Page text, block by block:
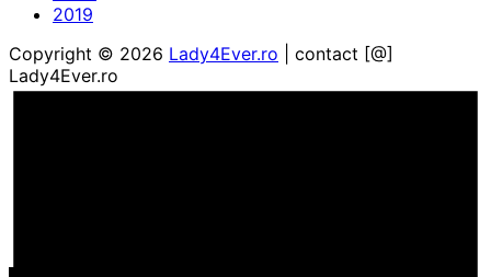
2019
Copyright © 2026 Lady4Ever.ro | contact [@]
Lady4Ever.ro